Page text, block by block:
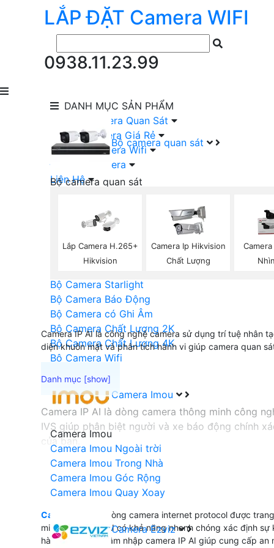
LẮP ĐẶT Camera WIFI
0938.11.23.99
DANH MỤC SẢN PHẨM
Bộ camera quan sát
Bộ camera quan sát
Camera KBVISION Trọn Bộ
Camera DAHUA Trọn Bộ
Camera giá Rẻ Trọn Bộ
Bộ Camera Nên Dùng
Bộ Camera Starlight
Bộ Camera Báo Động
Bộ Camera có Ghi Âm
Bộ Camera Chất Lượng 2K
Bộ Camera Chất Lượng 4K
Bộ Camera Wifi
Camera Imou
Camera Imou
Camera Imou Ngoài trời
Camera Imou Trong Nhà
Camera Imou Góc Rộng
Camera Imou Quay Xoay
Camera Ezviz
lắp Đặt Camera Quan Sát
Lắp Bộ Camera Giá Rẻ
Lắp Đặt Camera Wifi
Đầu Ghi Camera
Liên Hệ
Lắp Camera H.265+
Hikvision
Camera Ip Hikvision
Chất Lượng
Camera IP AI là công nghệ camera sử dụng trí tuệ nhân
diện khuôn mặt và phân tích hành vi giúp camera quan
Camera IP AI là dòng camera thông minh công
IVS giúp phân biệt người và xe báo động chính
của bạn.
Camera Ip AI
là dòng camera internet protocol được
minh Camera IP AI có khả năng nhanh chóng xác định
hàng rào ảo và xâm nhập camera IP AI giúp cung cấp